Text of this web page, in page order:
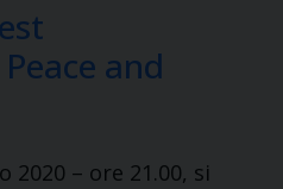
and
2020 – ore 21.00, si